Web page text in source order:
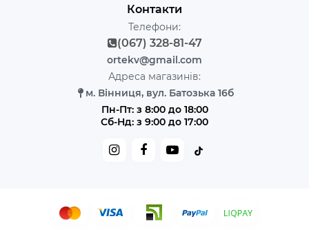
Контакти
Телефони:
(067) 328-81-47
ortekv@gmail.com
Адреса магазинів:
м. Вінниця, вул. Батозька 16б
Пн-Пт: з 8:00 до 18:00
Сб-Нд: з 9:00 до 17:00